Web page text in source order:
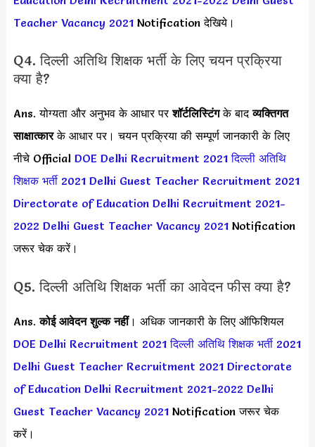
Teacher Vacancy 2021Notification देखिये।
Q4. दिल्ली अतिथि शिक्षक भर्ती के लिए चयन प्रक्रिया
क्या है?
Ans. योग्यता और अनुभव के आधार परशॉर्टलिस्टिंगके बादव्यक्तिगत
साक्षात्कारके आधार पर। चयन प्रक्रिया की सम्पूर्ण जानकारी के लिए
नीचे Official DOE Delhi Recruitment 2021 दिल्ली अतिथि
शिक्षक भर्ती 2021 Delhi Guest Teacher Recruitment 2021
Directorate of Education Delhi Recruitment 2021-
2022 Delhi Guest Teacher Vacancy 2021Notification
जरूर चेक करें।
Q5. दिल्ली अतिथि शिक्षक भर्ती का आवेदन फीस क्या है?
Ans.कोई आवेदन शुल्क नहीं। अधिक जानकारी के लिए ऑफिशियल
DOE Delhi Recruitment 2021 दिल्ली अतिथि शिक्षक भर्ती 2021
Delhi Guest Teacher Recruitment 2021 Directorate
of Education Delhi Recruitment 2021-2022 Delhi
Guest Teacher Vacancy 2021Notification जरूर चेक
करें।